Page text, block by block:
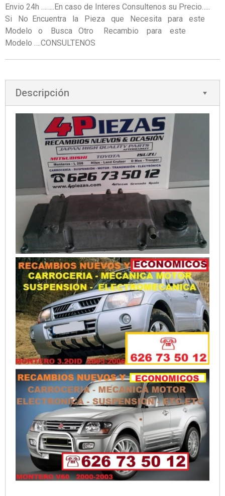
Envio 24h ……..En caso de Interes Consultenos su Precio…..
Si No Encuentra la Pieza que Necesita para este
Modelo o Busca Otro Recambio para este
Modelo ….CONSULTENOS
Descripción